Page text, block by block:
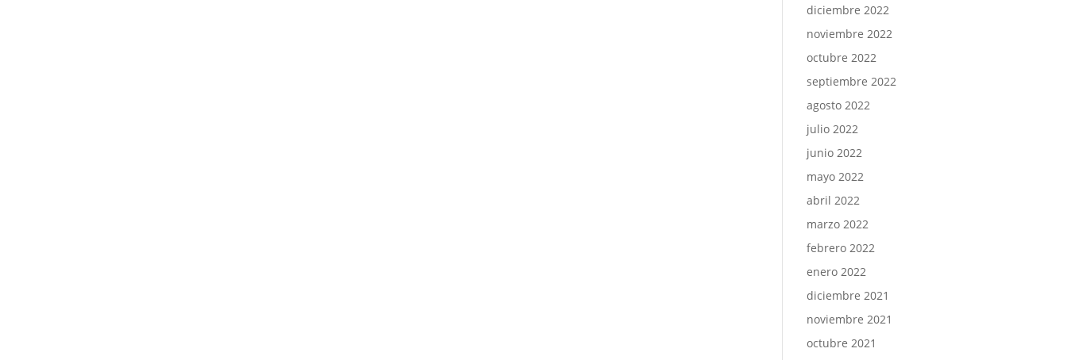
diciembre 2022
noviembre 2022
octubre 2022
septiembre 2022
agosto 2022
julio 2022
junio 2022
mayo 2022
abril 2022
marzo 2022
febrero 2022
enero 2022
diciembre 2021
noviembre 2021
octubre 2021